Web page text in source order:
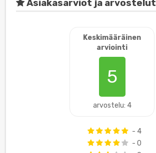
Asiakasarviot ja arvostelut
Keskimääräinen
arviointi
5
arvostelu: 4
- 4
- 0